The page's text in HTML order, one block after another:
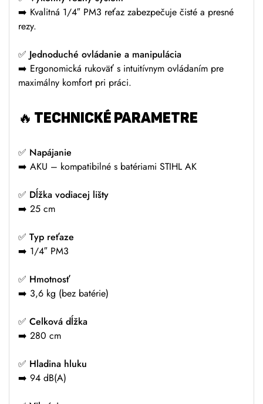
➡️ Kvalitná 1/4″ PM3 reťaz zabezpečuje čisté a presné
rezy.
✅ Jednoduché ovládanie a manipulácia
➡️ Ergonomická rukoväť s intuitívnym ovládaním pre
maximálny komfort pri práci.
🔥 TECHNICKÉ PARAMETRE
✅ Napájanie
➡️ AKU – kompatibilné s batériami STIHL AK
✅ Dĺžka vodiacej lišty
➡️ 25 cm
✅ Typ reťaze
➡️ 1/4″ PM3
✅ Hmotnosť
➡️ 3,6 kg (bez batérie)
✅ Celková dĺžka
➡️ 280 cm
✅ Hladina hluku
➡️ 94 dB(A)